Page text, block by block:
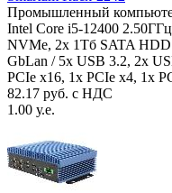
Промышленный
Intel Core i5-12400
NVMe, 2x 1Тб SATA
GbLan / 5x USB 3.2, 2x
PCIe x16, 1x PCIe x4, 1x
82.17 руб. с НДС
1.00 у.е.